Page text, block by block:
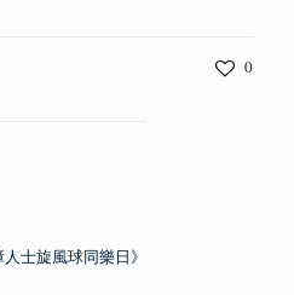
0
士旋風球同樂日》